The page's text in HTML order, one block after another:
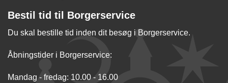
Bestil tid til Borgerservice
Du skal bestille tid inden dit besøg i Borgerservice.
Åbningstider i Borgerservice:
Mandag - fredag: 10.00 - 16.00